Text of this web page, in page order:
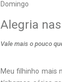
Domingo
Alegria
Vale mais o pouco
Meu filhinho mais